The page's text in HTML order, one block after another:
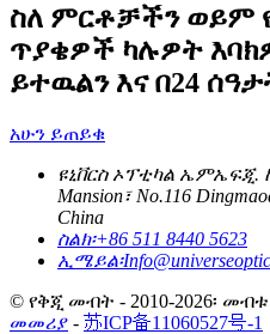
ስለ ምርቶቻችን ወይም
ጥያቄዎች ካሉዎት
ይተዉልን እና በ24
አሁን ይጠይቁ
ዩኒቨርስ ኦፕቲካል ኤምኤፍጂ.
Mansion፣ No.116
China
ስልክ፡+86 511 8440 5623
ኢሜይል፡
© የቅጂ መብት - 2010-2026፡
መመሪያ - 苏ICP备11060527号-1